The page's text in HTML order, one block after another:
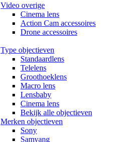
Video overige
Cinema lens
Action Cam accessoires
Drone accessoires
Type objectieven
Standaardlens
Telelens
Groothoeklens
Macro lens
Lensbaby
Cinema lens
Bekijk alle objectieven
Merken objectieven
Sony
Samyang